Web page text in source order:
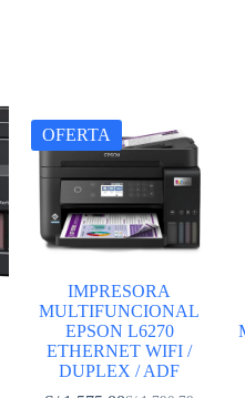
OFERTA
IMPRESORA
MULTIFUNCIONAL
EPSON L6270
ETHERNET WIFI /
DUPLEX / ADF